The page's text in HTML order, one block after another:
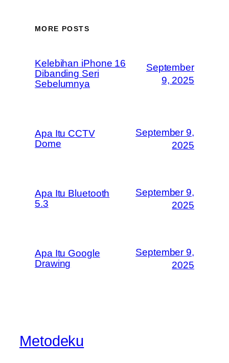
MORE POSTS
Kelebihan iPhone 16
Dibanding Seri
Sebelumnya
September
9, 2025
Apa Itu CCTV
Dome
September 9,
2025
Apa Itu Bluetooth
5.3
September 9,
2025
Apa Itu Google
Drawing
September 9,
2025
Metodeku